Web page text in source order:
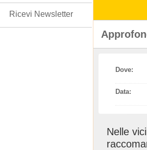
Dove:
Data:
Nelle
Ricevi Newsletter